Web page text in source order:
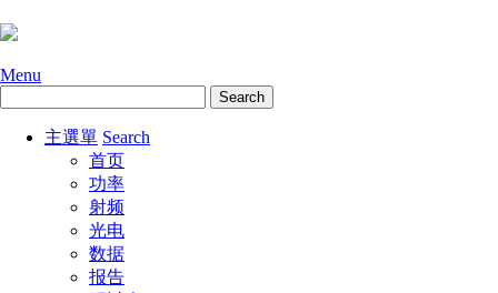
Menu
主選單 Search
首页
功率
射频
光电
数据
报告